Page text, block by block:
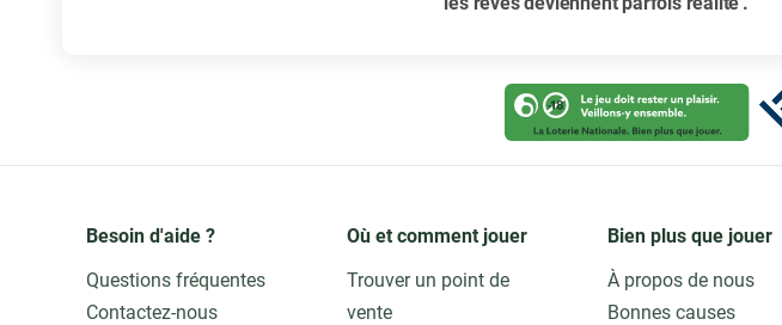
Besoin d'aide ?
Questions fréquentes
Contactez-nous
Où et comment jouer
Trouver un point de
vente
Bien plus que jouer
À propos de nous
Bonnes causes